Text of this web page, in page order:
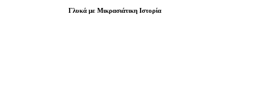
Γλυκά με Μικρασιάτικη Ιστορία